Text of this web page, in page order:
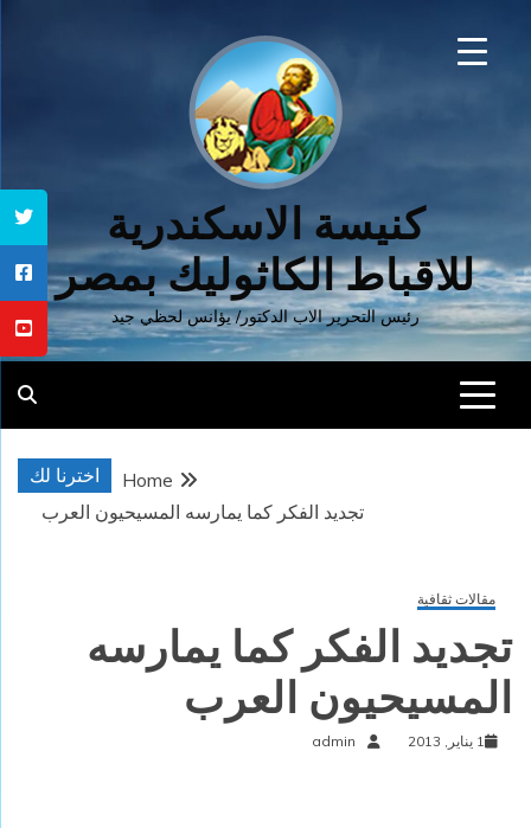
كنيسة الاسكندرية
للاقباط الكاثوليك بمصر
رئيس التحرير الاب الدكتور/ يؤانس لحظي جيد
اخترنا لك
Home
تجديد الفكر كما يمارسه المسيحيون العرب
مقالات ثقافية
تجديد الفكر كما يمارسه
المسيحيون العرب
1 يناير, 2013 admin